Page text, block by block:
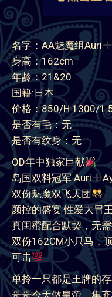
名字：AA魅魔组Auri
身高：162cm
年龄：21&20
国籍:日本
价格：850/H 1300/
是否有毛：无
是否有纹身：无
OD年中独家巨献
岛国双料冠军 Auri
双份魅魔双飞天团
颜控的盛宴 性爱大胃
真闺蜜配合默契，无
双份162CM小只马，
可击
单拎一只都是王牌的